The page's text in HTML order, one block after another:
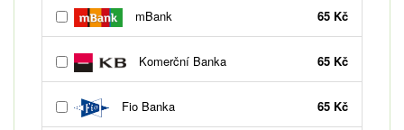
mBank 65 Kč
Komerční Banka 65 Kč
Fio Banka 65 Kč